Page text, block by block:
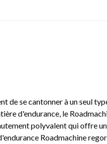
de se cantonner à un seul
d'endurance, le
polyvalent qui offre
Roadmachine